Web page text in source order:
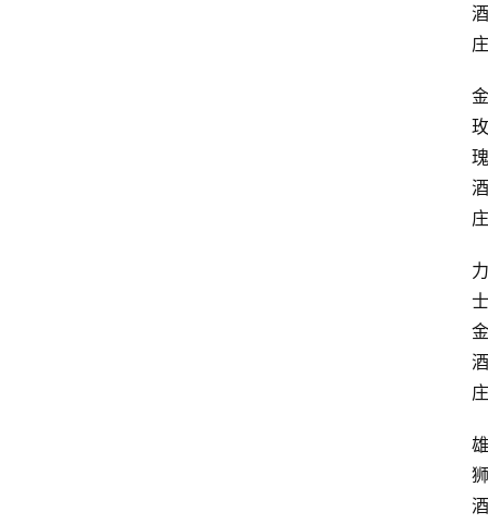
酒
庄
金
玫
瑰
酒
庄
力
士
金
酒
庄
雄
狮
酒